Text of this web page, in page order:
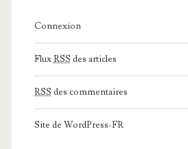
Connexion
FluxRSS des articles
RSS des commentaires
Site de WordPress-FR